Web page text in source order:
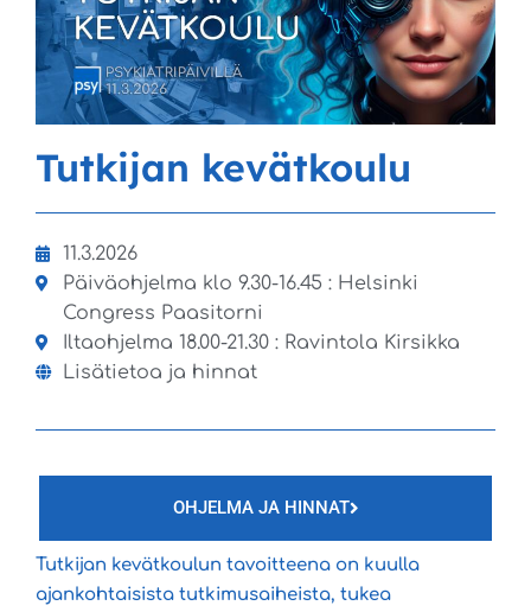
Tutkijan kevätkoulu
11.3.2026
Päiväohjelma klo 9.30-16.45 : Helsinki
Congress Paasitorni
Iltaohjelma 18.00-21.30 : Ravintola Kirsikka
Lisätietoa ja hinnat
OHJELMA JA HINNAT
Tutkijan kevätkoulun tavoitteena on kuulla
ajankohtaisista tutkimusaiheista, tukea